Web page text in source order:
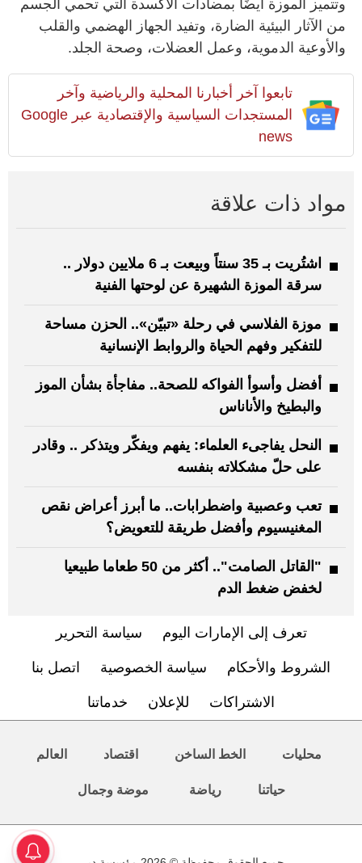
وتتميز الموزة أيضًا بمضادات الأكسدة التي تحمي الجسم
من الآثار البيئية الضارة، وتفيد الجهاز الهضمي والقلب
والأوعية الدموية، وعمل العضلات، وصحة الجلد.
تابعوا آخر أخبارنا المحلية والرياضية وآخر
المستجدات السياسية والإقتصادية عبر Google
news
مواد ذات علاقة
اشتُريت بـ 35 سنتاً وبيعت بـ 6 ملايين دولار ..
سرقة الموزة الشهيرة عن لوحتها الفنية
موزة الفلاسي في رحلة «تبيّن».. الحزن مساحة
للتفكير وفهم الحياة والروابط الإنسانية
أفضل وأسوأ الفواكه للصحة.. مفاجأة بشأن الموز
والبطيخ والأناناس
النحل يفاجىء العلماء: يفهم ويفكّر ويتذكر .. وقادر
على حلّ مشكلاته بنفسه
تعب وعصبية واضطرابات.. ما أبرز أعراض نقص
المغنيسيوم وأفضل طريقة للتعويض؟
"القاتل الصامت".. أكثر من 50 طعاما طبيعيا
لخفض ضغط الدم
تعرف إلى الإمارات اليوم سياسة التحرير
الشروط والأحكام سياسة الخصوصية اتصل بنا
الاشتراكات للإعلان خدماتنا
محليات الخط الساخن اقتصاد العالم
حياتنا رياضة موضة وجمال